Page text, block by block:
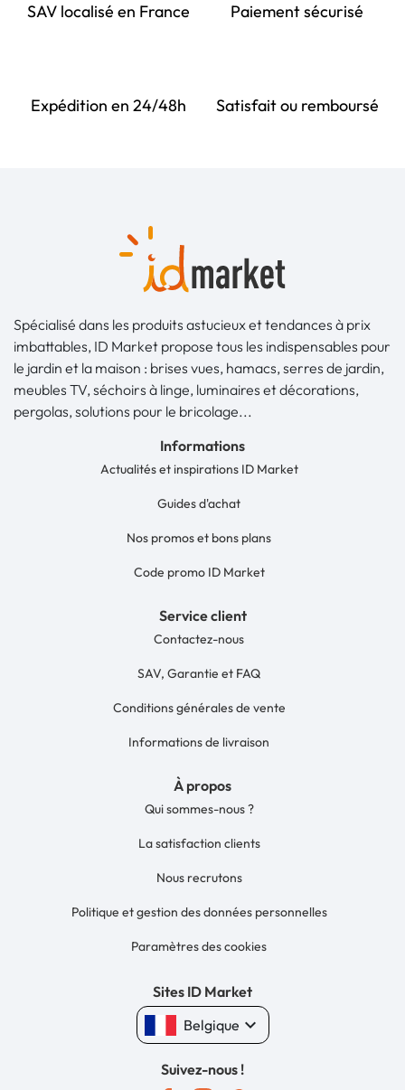
SAV localisé en France Paiement sécurisé
Expédition en 24/48h Satisfait ou remboursé
Spécialisé dans les produits astucieux et tendances à prix
imbattables, ID Market propose tous les indispensables pour
le jardin et la maison : brises vues, hamacs, serres de jardin,
meubles TV, séchoirs à linge, luminaires et décorations,
pergolas, solutions pour le bricolage...
Informations
Actualités et inspirations ID Market
Guides d'achat
Nos promos et bons plans
Code promo ID Market
Service client
Contactez-nous
SAV, Garantie et FAQ
Conditions générales de vente
Informations de livraison
À propos
Qui sommes-nous ?
La satisfaction clients
Nous recrutons
Politique et gestion des données personnelles
Paramètres des cookies
Sites ID Market
Belgique keyboard_arrow_down
Suivez-nous !